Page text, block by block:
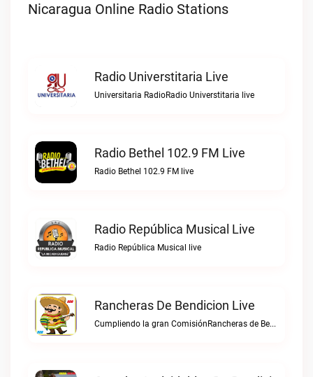
Nicaragua Online Radio Stations
Radio Universtitaria Live
Universitaria RadioRadio Universtitaria live
Radio Bethel 102.9 FM Live
Radio Bethel 102.9 FM live
Radio República Musical Live
Radio República Musical live
Rancheras De Bendicion Live
Cumpliendo la gran ComisiónRancheras de Bendicion live